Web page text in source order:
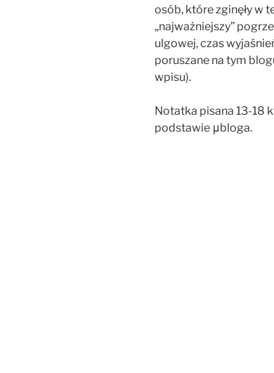
osób, które zginęły w
„najważniejszy”
ulgowej, czas
poruszane na tym
wpisu).
Notatka pisana 13-18
podstawie μbloga.